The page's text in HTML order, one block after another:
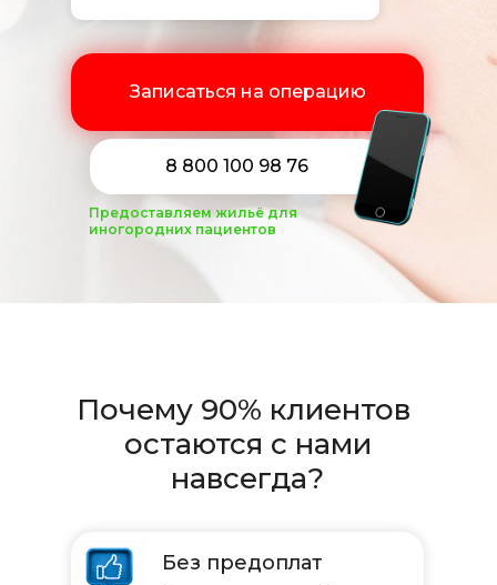
Записаться на операцию
8 800 100 98 76
Предоставляем жильё для
иногородних пациентов
Почему 90% клиентов
остаются с нами
навсегда?
Без предоплат